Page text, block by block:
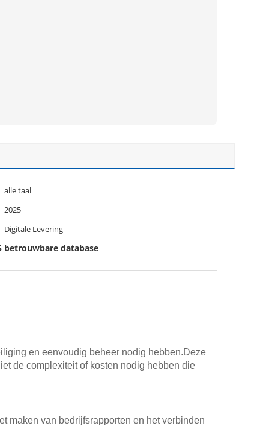
alle taal
2025
Digitale Levering
betrouwbare database
en eenvoudig beheer nodig hebben.Deze
de complexiteit of kosten nodig hebben die
maken van bedrijfsrapporten en het verbinden